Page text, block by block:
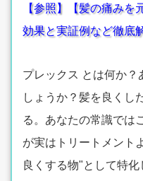
【参照】【髪の痛みを
効果と実証例など徹底
プレックス とは何か
しょうか？髪を良くし
る。あなたの常識では
が実はトリートメント
良くする物"として特